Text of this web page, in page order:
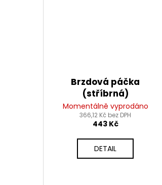
Brzdová páčka
(stříbrná)
Momentálně vyprodáno
366,12 Kč bez DPH
443 Kč
DETAIL